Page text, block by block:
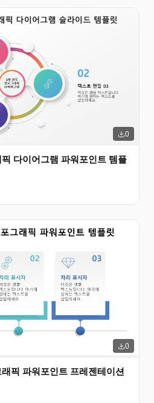
0
다이어그램 파워포인트 템플
0
픽 파워포인트 프레젠테이션